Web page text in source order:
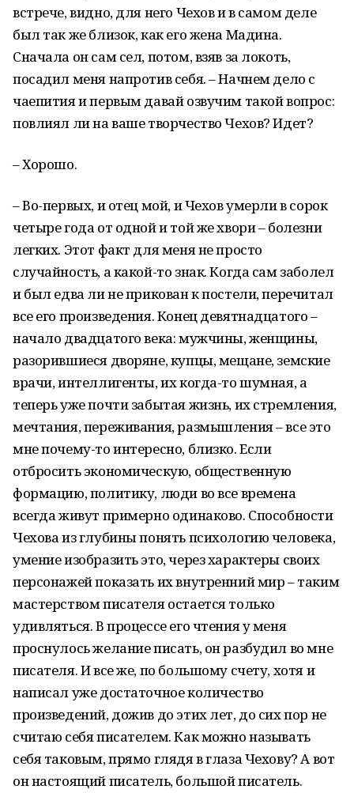
встрече, видно, для него Чехов и в самом деле
был так же близок, как его жена Мадина.
Сначала он сам сел, потом, взяв за локоть,
посадил меня напротив себя. – Начнем дело с
чаепития и первым давай озвучим такой вопрос:
повлиял ли на ваше творчество Чехов? Идет?
– Хорошо.
– Во-первых, и отец мой, и Чехов умерли в сорок
четыре года от одной и той же хвори – болезни
легких. Этот факт для меня не просто
случайность, а какой-то знак. Когда сам заболел
и был едва ли не прикован к постели, перечитал
все его произведения. Конец девятнадцатого –
начало двадцатого века: мужчины, женщины,
разорившиеся дворяне, купцы, мещане, земские
врачи, интеллигенты, их когда-то шумная, а
теперь уже почти забытая жизнь, их стремления,
мечтания, переживания, размышления – все это
мне почему-то интересно, близко. Если
отбросить экономическую, общественную
формацию, политику, люди во все времена
всегда живут примерно одинаково. Способности
Чехова из глубины понять психологию человека,
умение изобразить это, через характеры своих
персонажей показать их внутренний мир – таким
мастерством писателя остается только
удивляться. В процессе его чтения у меня
проснулось желание писать, он разбудил во мне
писателя. И все же, по большому счету, хотя и
написал уже достаточное количество
произведений, дожив до этих лет, до сих пор не
считаю себя писателем. Как можно называть
себя таковым, прямо глядя в глаза Чехову? А вот
он настоящий писатель, большой писатель.